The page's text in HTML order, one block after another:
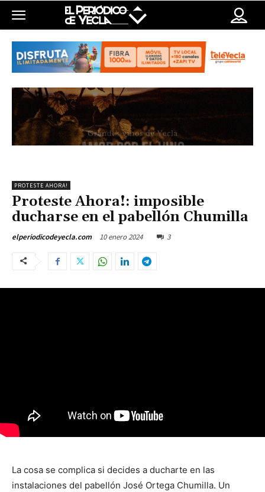
PROTESTE AHORA!
Proteste Ahora!: imposible
ducharse en el pabellón Chumilla
elperiodicodeyecla.com 10 enero 2024 3
La cosa se complica si decides a ducharte en las
instalaciones del pabellón José Ortega Chumilla. Un